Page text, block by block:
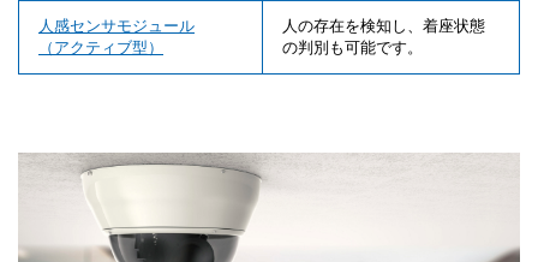
人感センサモジュール
（アクティブ型）
人の存在を検知し、着座状態
の判別も可能です。